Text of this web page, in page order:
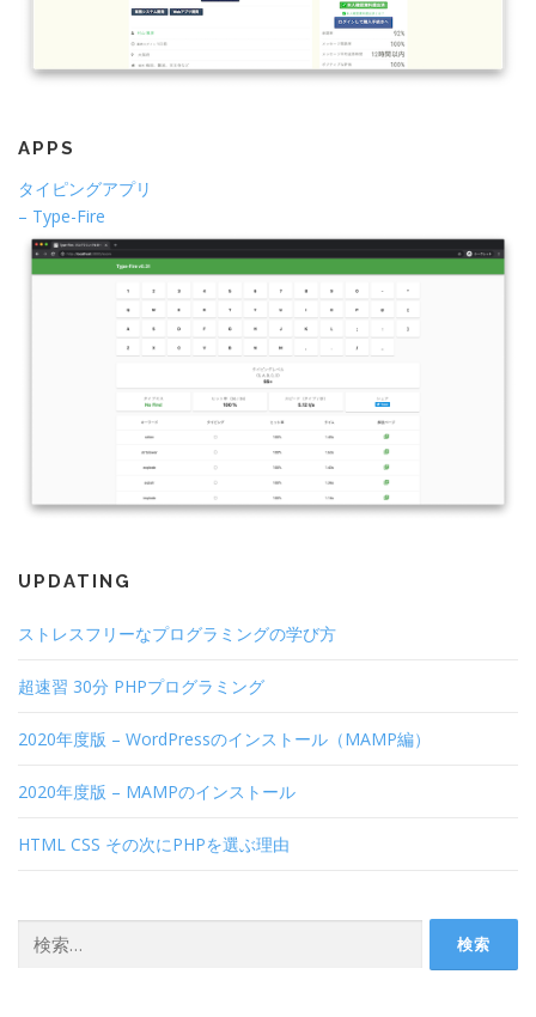
APPS
タイピングアプリ
– Type-Fire
UPDATING
ストレスフリーなプログラミングの学び方
超速習 30分 PHPプログラミング
2020年度版 – WordPressのインストール（MAMP編）
2020年度版 – MAMPのインストール
HTML CSS その次にPHPを選ぶ理由